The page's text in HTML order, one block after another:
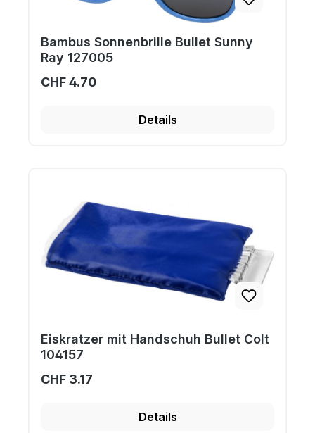
Bambus Sonnenbrille Bullet Sunny
Ray 127005
CHF 4.70
Details
Eiskratzer mit Handschuh Bullet Colt
104157
CHF 3.17
Details